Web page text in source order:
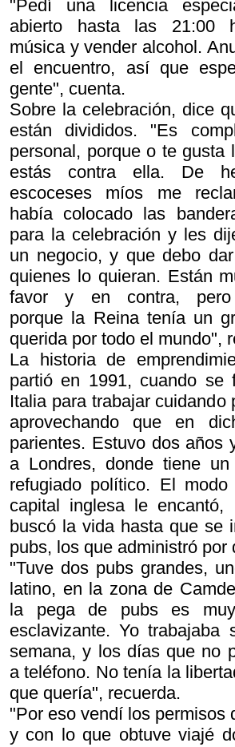
"Pedí una licencia
abierto hasta las 21:00
música y vender alcohol.
el encuentro, así que
gente", cuenta.
Sobre la celebración, dice
están divididos. "Es
personal, porque o te gusta
estás contra ella. De
escoceses míos me
había colocado las
para la celebración y les
un negocio, y que debo
quienes lo quieran. Están
favor y en contra,
porque la Reina tenía un
querida por todo el mundo",
La historia de
partió en 1991, cuando se
Italia para trabajar cuidando
aprovechando que en
parientes. Estuvo dos años
a Londres, donde tiene
refugiado político. El
capital inglesa le
buscó la vida hasta que se
pubs, los que administró por
"Tuve dos pubs grandes,
latino, en la zona de
la pega de pubs es
esclavizante. Yo
semana, y los días que no
a teléfono. No tenía la
que quería", recuerda.
"Por eso vendí los permisos
y con lo que obtuve viajé